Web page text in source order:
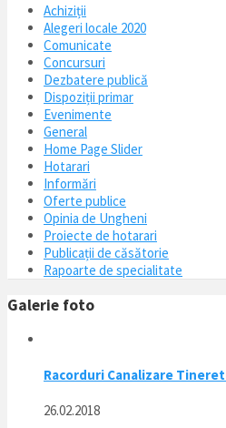
Achiziții
Alegeri locale 2020
Comunicate
Concursuri
Dezbatere publică
Dispoziții primar
Evenimente
General
Home Page Slider
Hotarari
Informări
Oferte publice
Opinia de Ungheni
Proiecte de hotarari
Publicații de căsătorie
Rapoarte de specialitate
Galerie foto
Racorduri Canalizare
26.02.2018